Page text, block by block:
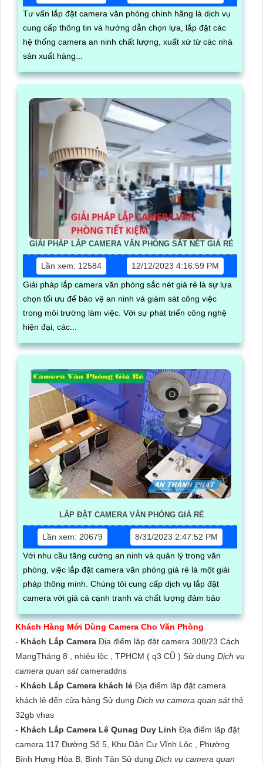
Tư vấn lắp đặt camera văn phòng chính hãng là dịch vụ
cung cấp thông tin và hướng dẫn chọn lựa, lắp đặt các
hệ thống camera an ninh chất lượng, xuất xứ từ các nhà
sản xuất hàng...
GIẢI PHÁP LẮP CAMERA VĂN PHÒNG SẮT NÉT GIÁ RẺ
Lần xem: 12584
12/12/2023 4:16:59 PM
Giải pháp lắp camera văn phòng sắc nét giá rẻ là sự lựa
chọn tối ưu để bảo vệ an ninh và giám sát công việc
trong môi trường làm việc. Với sự phát triển công nghệ
hiện đại, các...
LẮP ĐẶT CAMERA VĂN PHÒNG GIÁ RẺ
Lần xem: 20679
8/31/2023 2:47:52 PM
Với nhu cầu tăng cường an ninh và quản lý trong văn
phòng, việc lắp đặt camera văn phòng giá rẻ là một giải
pháp thông minh. Chúng tôi cung cấp dịch vụ lắp đặt
camera với giá cả cạnh tranh và chất lượng đảm bảo
Khách Hàng Mới Dùng Camera Cho Văn Phòng
- Khách Lắp Camera Địa điểm lăp đặt camera 308/23 Cách
MạngTháng 8 , nhiêu lộc , TPHCM ( q3 CŨ ) Sử dụng Dịch vụ
camera quan sátcameraddns
- Khách Lắp Camera khách lẻ Địa điểm lăp đặt camera
khách lẻ đến cửa hàng Sử dụng Dịch vụ camera quan sátthẻ
32gb vhas
- Khách Lắp Camera Lê Qunag Duy Linh Địa điểm lăp đặt
camera 117 Đường Số 5, Khu Dân Cư Vĩnh Lộc , Phường
Bình Hưng Hòa B, Bình Tân Sử dụng Dịch vụ camera quan